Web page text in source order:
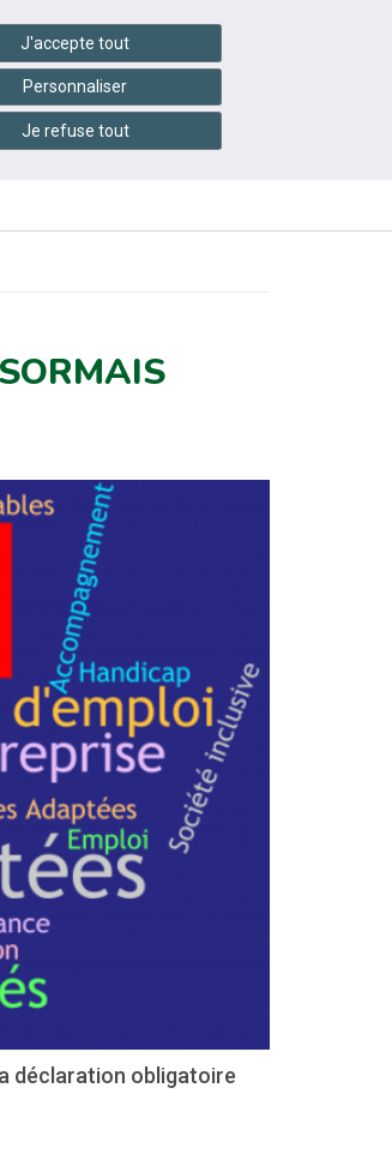
Services en ligne
INFOS
PRATIQUES
NOUS
déclaration obligatoire
J'accepte tout
Personnaliser
Je refuse tout